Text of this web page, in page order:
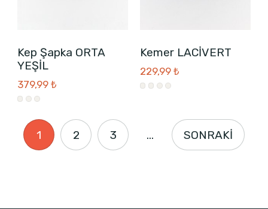
Kep Şapka ORTA
YEŞİL
379,99 ₺
Kemer LACİVERT
229,99 ₺
1 2 3 ... SONRAKİ